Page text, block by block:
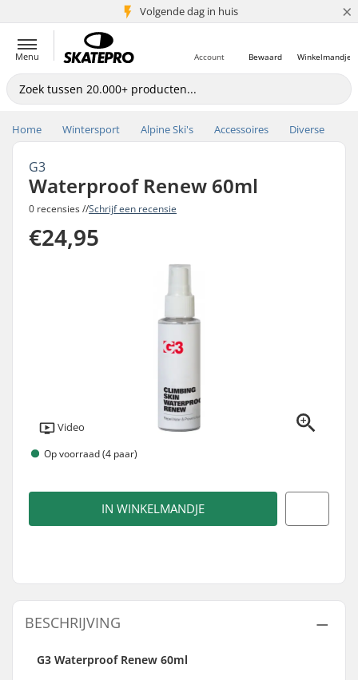
Volgende dag in huis
5+ mln. klanten ×
Menu Winkelmandje
Bewaard
Account
Home Wintersport Alpine Ski's Accessoires Diverse
G3
Waterproof Renew 60ml
0 recensies //Schrijf een recensie
€24,95
Video
Op voorraad (4 paar)
IN WINKELMANDJE
BESCHRIJVING
G3 Waterproof Renew 60ml